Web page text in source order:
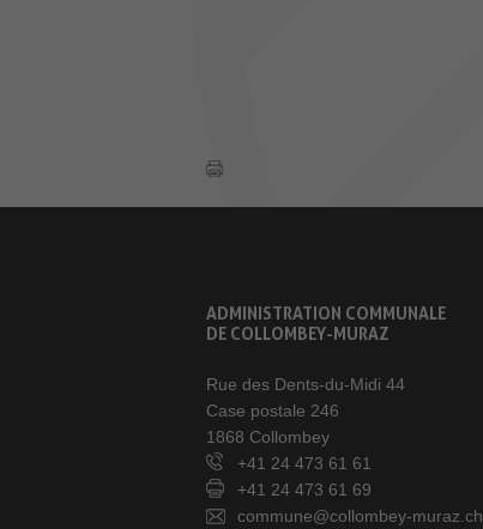
ADMINISTRATION COMMUNALE
DE COLLOMBEY-MURAZ
Rue des Dents-du-Midi 44
Case postale 246
1868 Collombey
+41 24 473 61 61
+41 24 473 61 69
commune@collombey-muraz.ch